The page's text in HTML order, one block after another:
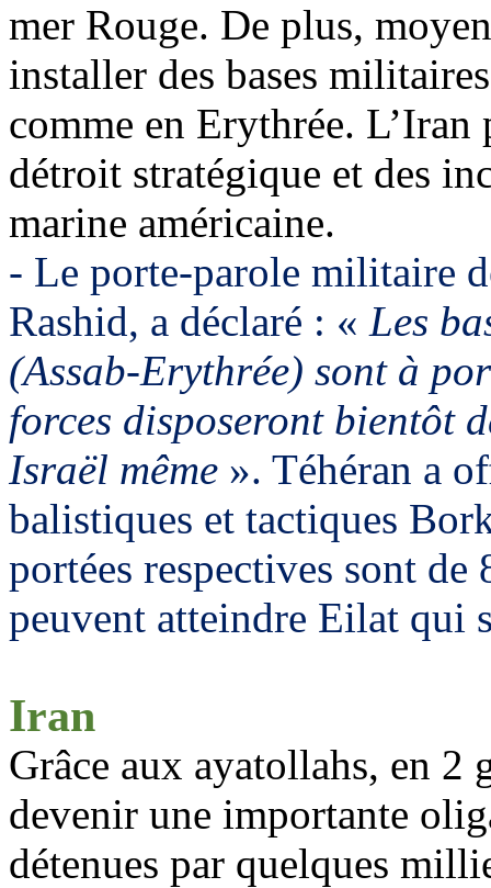
mer Rouge. De plus,
installer des bases
comme en Erythrée.
détroit stratégique et des
marine américaine.
- Le porte-parole militaire
Rashid, a déclaré : « Les
(Assab-Erythrée) sont à
forces disposeront bientôt
Israël même ». Téhéran a
balistiques et tactiques
portées respectives sont
peuvent atteindre Eilat qui
Iran
Grâce aux ayatollahs, en 2
devenir une importante
détenues par quelques